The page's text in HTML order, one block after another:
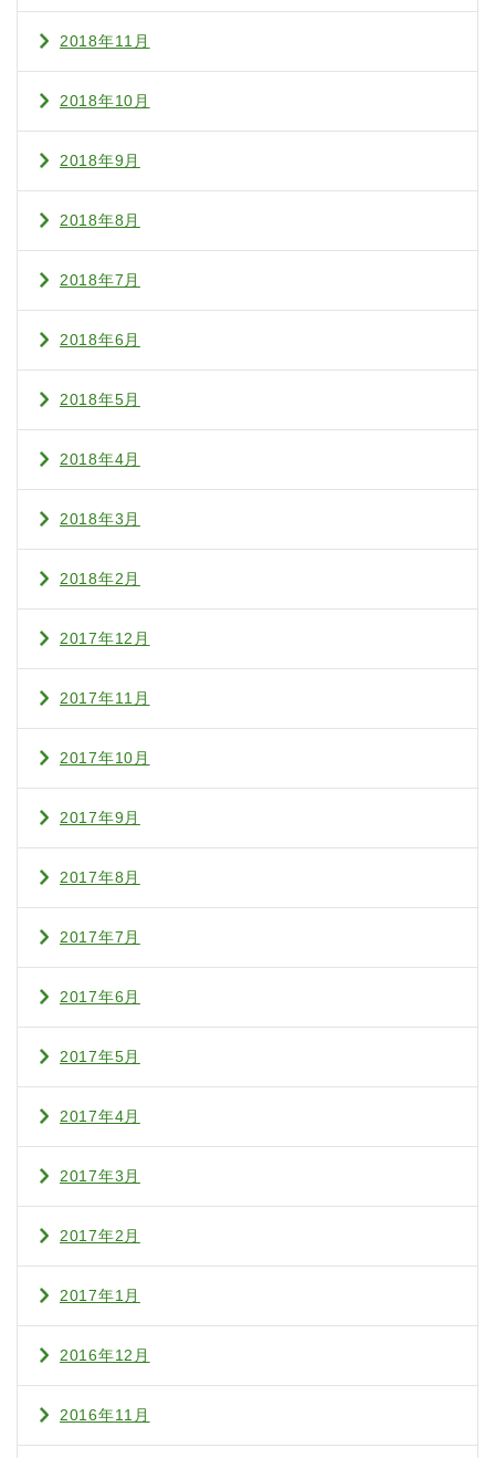
2018年11月
2018年10月
2018年9月
2018年8月
2018年7月
2018年6月
2018年5月
2018年4月
2018年3月
2018年2月
2017年12月
2017年11月
2017年10月
2017年9月
2017年8月
2017年7月
2017年6月
2017年5月
2017年4月
2017年3月
2017年2月
2017年1月
2016年12月
2016年11月